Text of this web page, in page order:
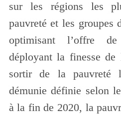
sur les régions les
pauvreté et les groupes
optimisant l’offre
déployant la finesse
sortir de la pauvreté
démunie définie selon
à la fin de 2020, la